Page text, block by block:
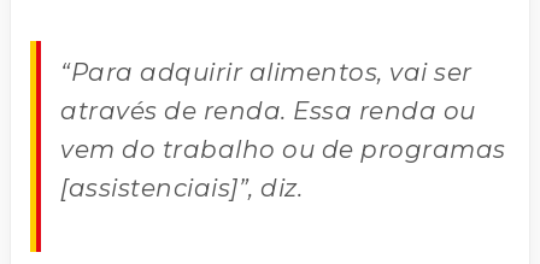
“Para adquirir alimentos, vai ser
através de renda. Essa renda ou
vem do trabalho ou de programas
[assistenciais]”, diz.